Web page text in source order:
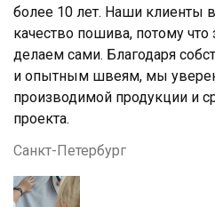
более 10 лет. Наши клиенты
качество пошива, потому
делаем сами. Благодаря
и опытным швеям, мы
производимой продукции и
проекта.
Санкт-Петербург